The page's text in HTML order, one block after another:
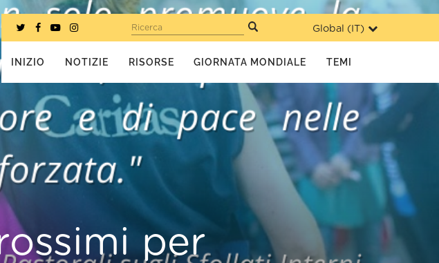
Global ( IT)
Ricerca
INIZIO NOTIZIE RISORSE GIORNATA MONDIALE TEMI
per